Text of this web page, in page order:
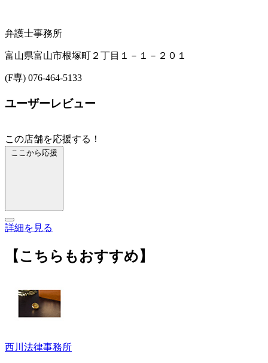
弁護士事務所
富山県富山市根塚町２丁目１－１－２０１
(F専) 076-464-5133
ユーザーレビュー
この店舗を応援する！
ここから応援
詳細を見る
【こちらもおすすめ】
西川法律事務所